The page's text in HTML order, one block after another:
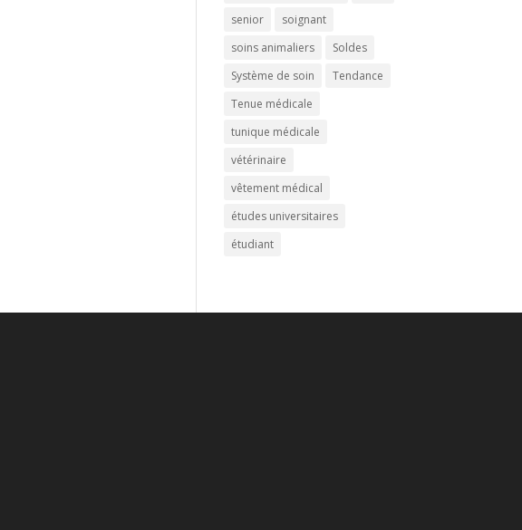
senior
soignant
soins animaliers
Soldes
Système de soin
Tendance
Tenue médicale
tunique médicale
vétérinaire
vêtement médical
études universitaires
étudiant